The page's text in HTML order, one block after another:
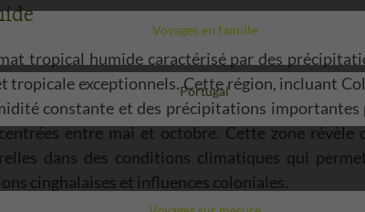
Voyage
Portugal
Voyages en famille
tropical humide caractérisé par des
exceptionnels. Cette région, incluant
constante et des précipitations
entre mai et octobre. Cette zone révèle
dans des conditions climatiques qui
cinghalaises et influences coloniales.